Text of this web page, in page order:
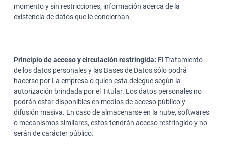
momento y sin restricciones, información acerca de la
existencia de datos que le conciernan.
Principio de acceso y circulación restringida: El Tratamiento
de los datos personales y las Bases de Datos sólo podrá
hacerse por La empresa o quien esta delegue según la
autorización brindada por el Titular. Los datos personales no
podrán estar disponibles en medios de acceso público y
difusión masiva. En caso de almacenarse en la nube, softwares
o mecanismos similares, estos tendrán acceso restringido y no
serán de carácter público.